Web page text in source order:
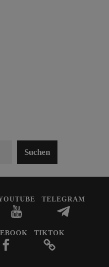
Suchen
TELEGRAM
TIKTOK